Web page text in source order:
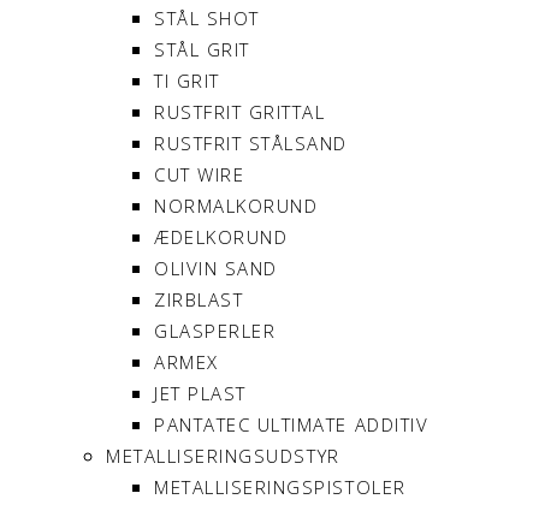
STÅL SHOT
STÅL GRIT
TI GRIT
RUSTFRIT GRITTAL
RUSTFRIT STÅLSAND
CUT WIRE
NORMALKORUND
ÆDELKORUND
OLIVIN SAND
ZIRBLAST
GLASPERLER
ARMEX
JET PLAST
PANTATEC ULTIMATE ADDITIV
METALLISERINGSUDSTYR
METALLISERINGSPISTOLER